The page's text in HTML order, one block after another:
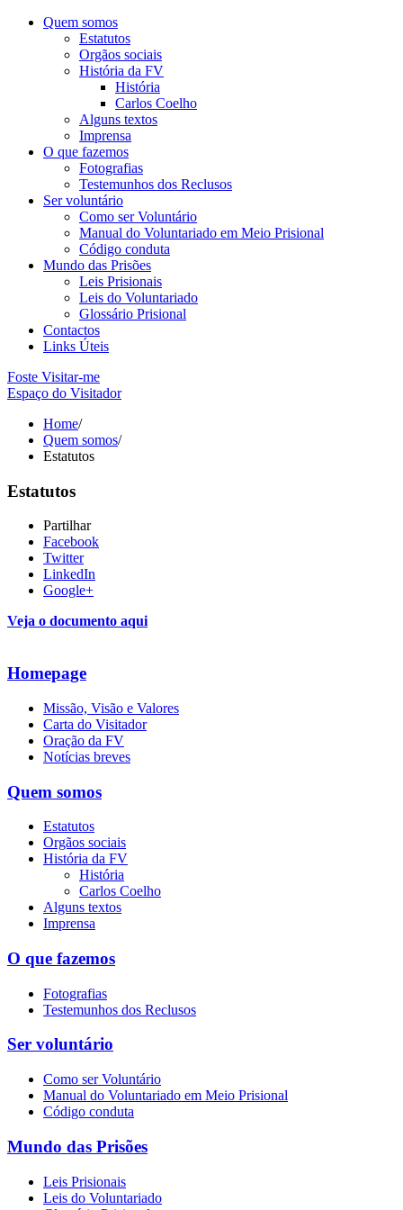
Quem somos
Estatutos
Orgãos sociais
História da FV
História
Carlos Coelho
Alguns textos
Imprensa
O que fazemos
Fotografias
Testemunhos dos Reclusos
Ser voluntário
Como ser Voluntário
Manual do Voluntariado em Meio Prisional
Código conduta
Mundo das Prisões
Leis Prisionais
Leis do Voluntariado
Glossário Prisional
Contactos
Links Úteis
Foste Visitar-me
Espaço do Visitador
Home/
Quem somos/
Estatutos
Estatutos
Partilhar
Facebook
Twitter
LinkedIn
Google+
Veja o documento aqui
Homepage
Missão, Visão e Valores
Carta do Visitador
Oração da FV
Notícias breves
Quem somos
Estatutos
Orgãos sociais
História da FV
História
Carlos Coelho
Alguns textos
Imprensa
O que fazemos
Fotografias
Testemunhos dos Reclusos
Ser voluntário
Como ser Voluntário
Manual do Voluntariado em Meio Prisional
Código conduta
Mundo das Prisões
Leis Prisionais
Leis do Voluntariado